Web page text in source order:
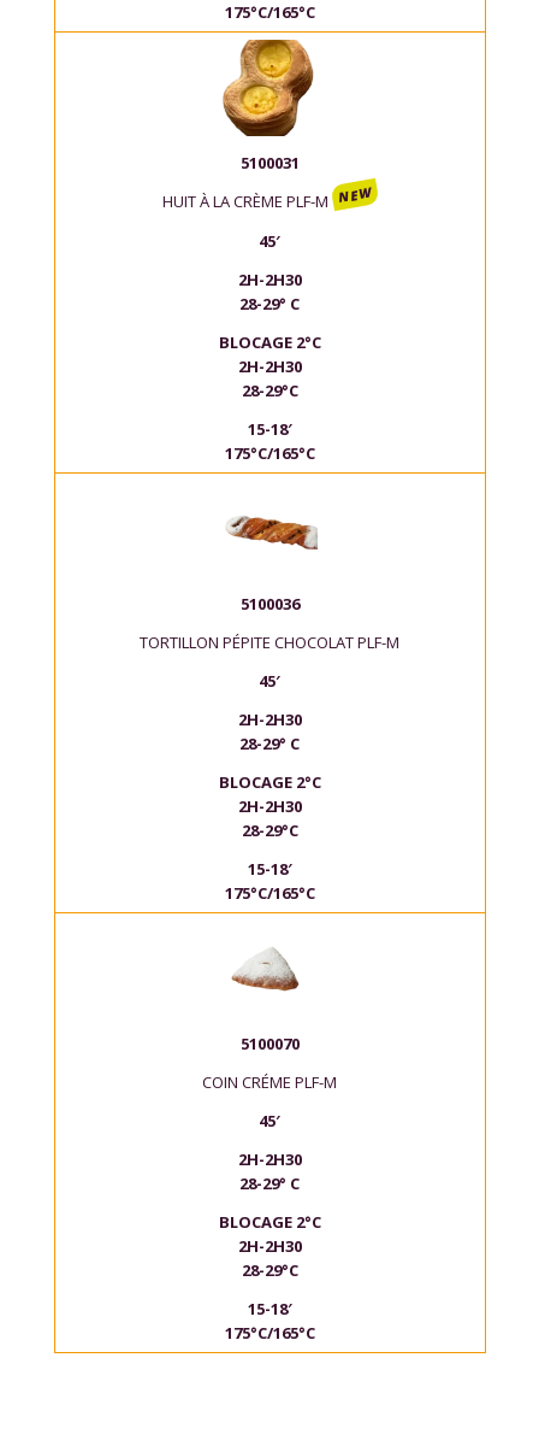
175°C/165°C
5100031
HUIT À LA CRÈME PLF-M NEW
45′
2H-2H30
28-29° C
BLOCAGE 2°C
2H-2H30
28-29°C
15-18′
175°C/165°C
5100036
TORTILLON PÉPITE CHOCOLAT PLF-M
45′
2H-2H30
28-29° C
BLOCAGE 2°C
2H-2H30
28-29°C
15-18′
175°C/165°C
5100070
COIN CRÉME PLF-M
45′
2H-2H30
28-29° C
BLOCAGE 2°C
2H-2H30
28-29°C
15-18′
175°C/165°C